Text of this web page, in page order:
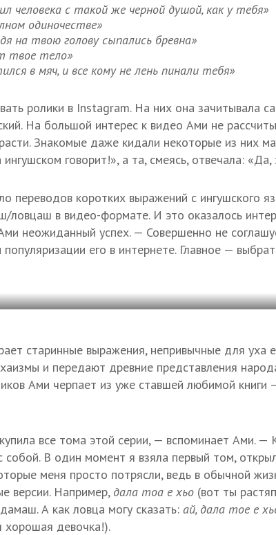
с такой же черной душой, как у тебя»
одиночестве»
на твою голову сыпались бревна»
твое тело»
в мяч, и все кому не лень пинали тебя»
ролики в Instagram. На них она зачитывала
На большой интерес к видео Ами не
Знакомые даже кидали некоторые из них
говорит!», а та, смеясь, отвечала:
переводов коротких выражений с ингушского
ловцаш в видео-формате. И это оказалось
неожиданный успех. — Совершенно не
его в интернете. Главное —
старинные выражения, непривычные для уха
и передают древние представления
Ами черпает из уже ставшей любимой книги
все тома этой серии, — вспоминает Ами. —
собой. В один момент я взяла первый том,
меня просто потрясли, ведь в обычной
версии. Например, дала тоа е хьо (вот ты
А как ловца могу сказать: ай, дала тое е
хорошая девочка!).